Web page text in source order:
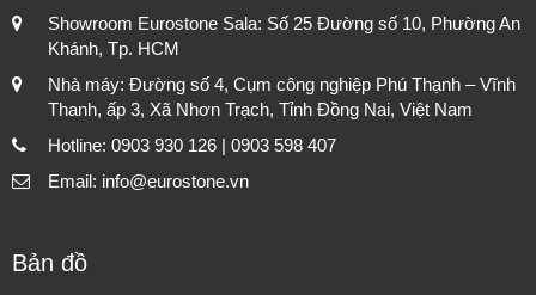
Showroom Eurostone Sala: Số 25 Đường số 10, Phường An
Khánh, Tp. HCM
Nhà máy: Đường số 4, Cụm công nghiệp Phú Thạnh – Vĩnh
Thanh, ấp 3, Xã Nhơn Trạch, Tỉnh Đồng Nai, Việt Nam
Hotline: 0903 930 126 | 0903 598 407
Email: info@eurostone.vn
Bản đồ